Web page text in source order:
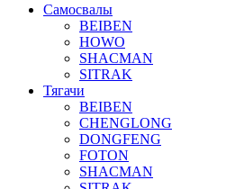
Самосвалы
BEIBEN
HOWO
SHACMAN
SITRAK
Тягачи
BEIBEN
CHENGLONG
DONGFENG
FOTON
SHACMAN